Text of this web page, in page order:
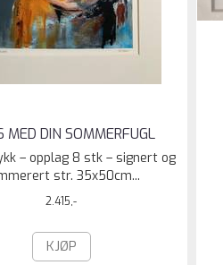
MED DIN SOMMERFUGL
– opplag 8 stk – signert og
str. 35x50cm...
2.415,-
KJØP